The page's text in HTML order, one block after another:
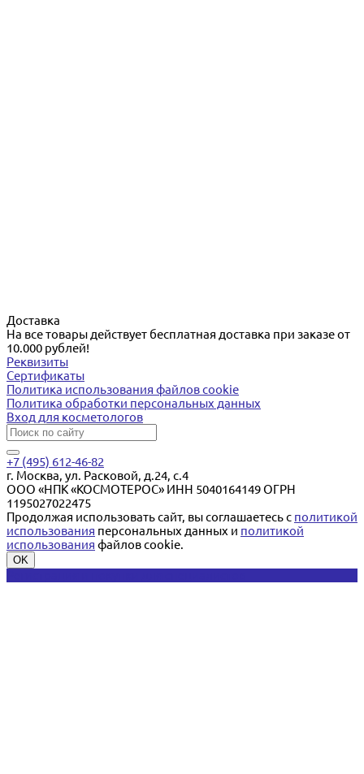
Доставка
На все товары действует бесплатная доставка при заказе от
10.000 рублей!
Реквизиты
Сертификаты
Политика использования файлов cookie
Политика обработки персональных данных
Вход для косметологов
+7 (495) 612-46-82
г. Москва, ул. Расковой, д.24, с.4
ООО «НПК «КОСМОТЕРОС» ИНН 5040164149 ОГРН
1195027022475
Продолжая использовать сайт, вы соглашаетесь с политикой
использования персональных данных и политикой
использования файлов cookie.
OK